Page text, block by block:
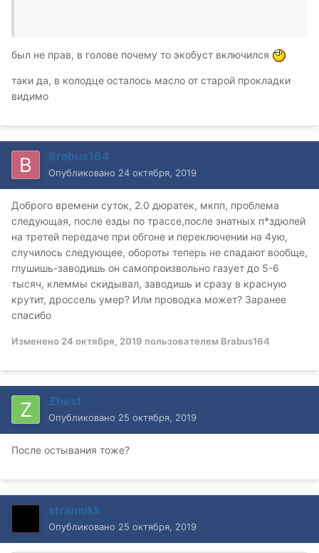
был не прав, в голове почему то экобуст включился
таки да, в колодце осталось масло от старой прокладки
видимо
Brabus164
Опубликовано 24 октября, 2019
Доброго времени суток, 2.0 дюратек, мкпп, проблема
следующая, после езды по трассе,после знатных п*здюлей
на третей передаче при обгоне и переключении на 4ую,
случилось следующее, обороты теперь не спадают вообще,
глушишь-заводишь он самопроизвольно газует до 5-6
тысяч, клеммы скидывал, заводишь и сразу в красную
крутит, дроссель умер? Или проводка может? Заранее
спасибо
Изменено 24 октября, 2019 пользователем Brabus164
Zhest
Опубликовано 25 октября, 2019
После остывания тоже?
strannikk
Опубликовано 25 октября, 2019